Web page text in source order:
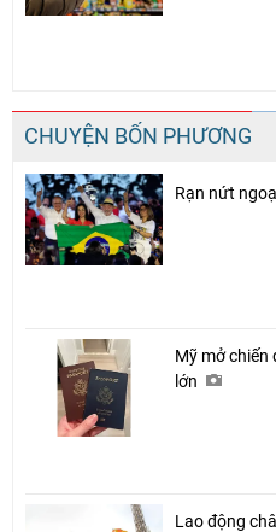
CHUYỆN BỐN PHƯƠNG
Rạn nứt
Mỹ mở chiến
lớn
Lao động